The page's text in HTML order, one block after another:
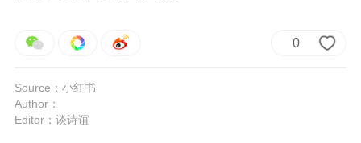
0
Source：小红书
Author：
Editor：谈诗谊